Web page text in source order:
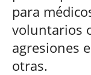
para
voluntarios
agresiones
otras.